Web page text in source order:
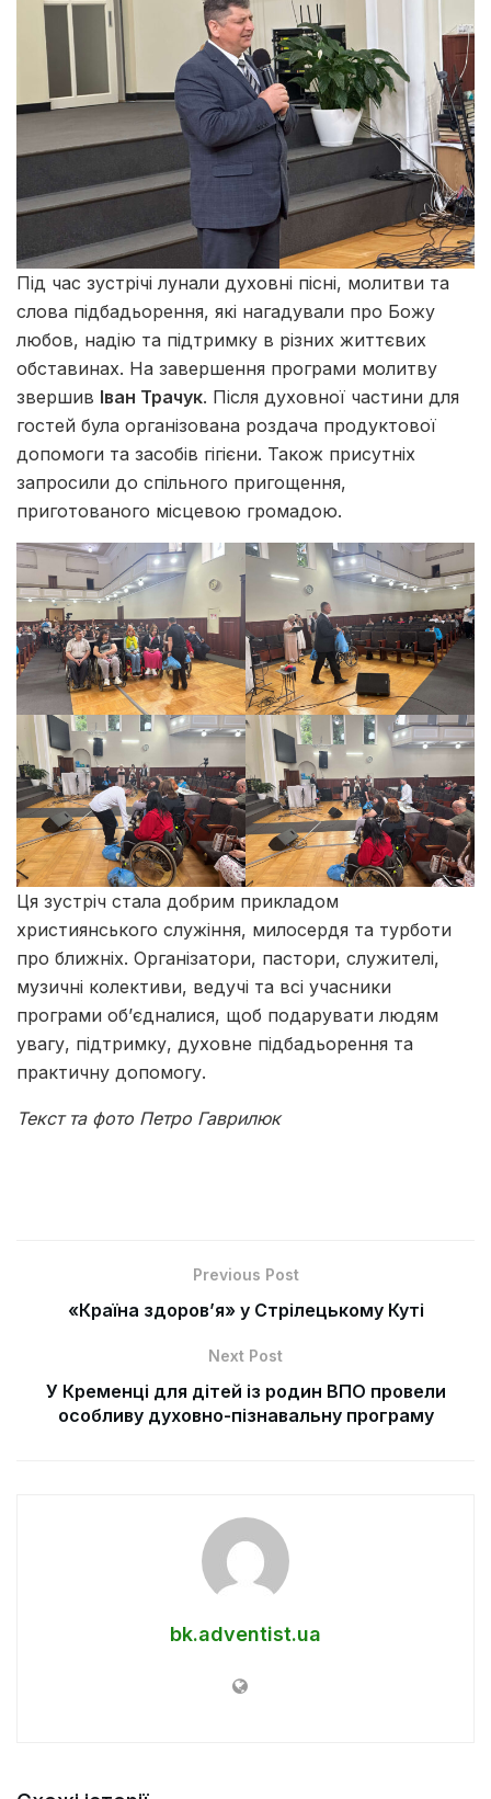
Під час зустрічі лунали духовні пісні, молитви та
слова підбадьорення, які нагадували про Божу
любов, надію та підтримку в різних життєвих
обставинах. На завершення програми молитву
звершив Іван Трачук. Після духовної частини для
гостей була організована роздача продуктової
допомоги та засобів гігієни. Також присутніх
запросили до спільного пригощення,
приготованого місцевою громадою.
Ця зустріч стала добрим прикладом
християнського служіння, милосердя та турботи
про ближніх. Організатори, пастори, служителі,
музичні колективи, ведучі та всі учасники
програми об’єдналися, щоб подарувати людям
увагу, підтримку, духовне підбадьорення та
практичну допомогу.
Текст та фото Петро Гаврилюк
Previous Post
«Країна здоров’я» у Стрілецькому Куті
Next Post
У Кременці для дітей із родин ВПО провели
особливу духовно-пізнавальну програму
bk.adventist.ua